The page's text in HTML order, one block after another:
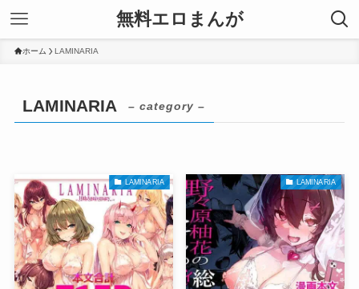
無料エロまんが
ホーム LAMINARIA
LAMINARIA – category –
LAMINARIA LAMINARIA